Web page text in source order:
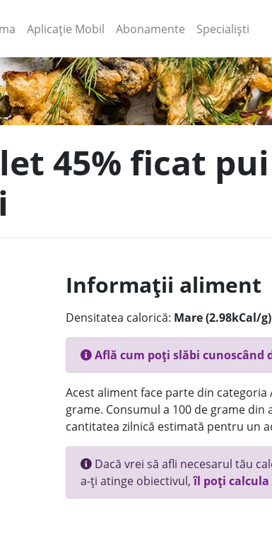
(current)
Aplicație Mobil (current)
Abonamente Specialiști
45% ficat
Informații aliment
Densitatea calorică: Mare (2.98kCal/g)
Află cum poți slăbi
Acest aliment face parte din
grame. Consumul a 100 de grame
cantitatea zilnică estimată pentru un
Dacă vrei să afli necesarul tău
a-ți atinge obiectivul,îl poți calcula